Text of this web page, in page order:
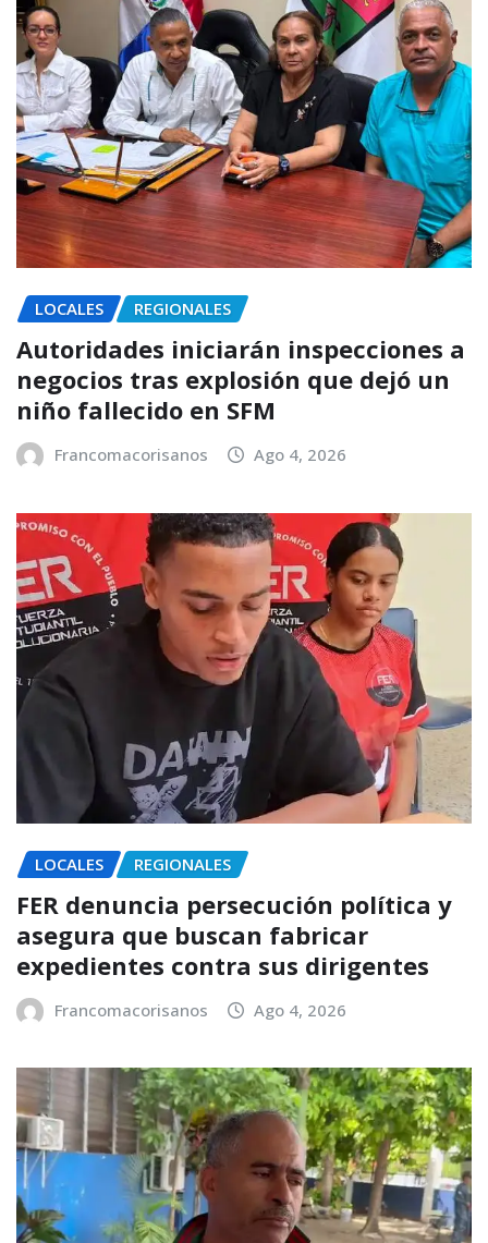
LOCALES REGIONALES
Autoridades iniciarán inspecciones a
negocios tras explosión que dejó un
niño fallecido en SFM
Francomacorisanos Ago 4, 2026
LOCALES REGIONALES
FER denuncia persecución política y
asegura que buscan fabricar
expedientes contra sus dirigentes
Francomacorisanos Ago 4, 2026